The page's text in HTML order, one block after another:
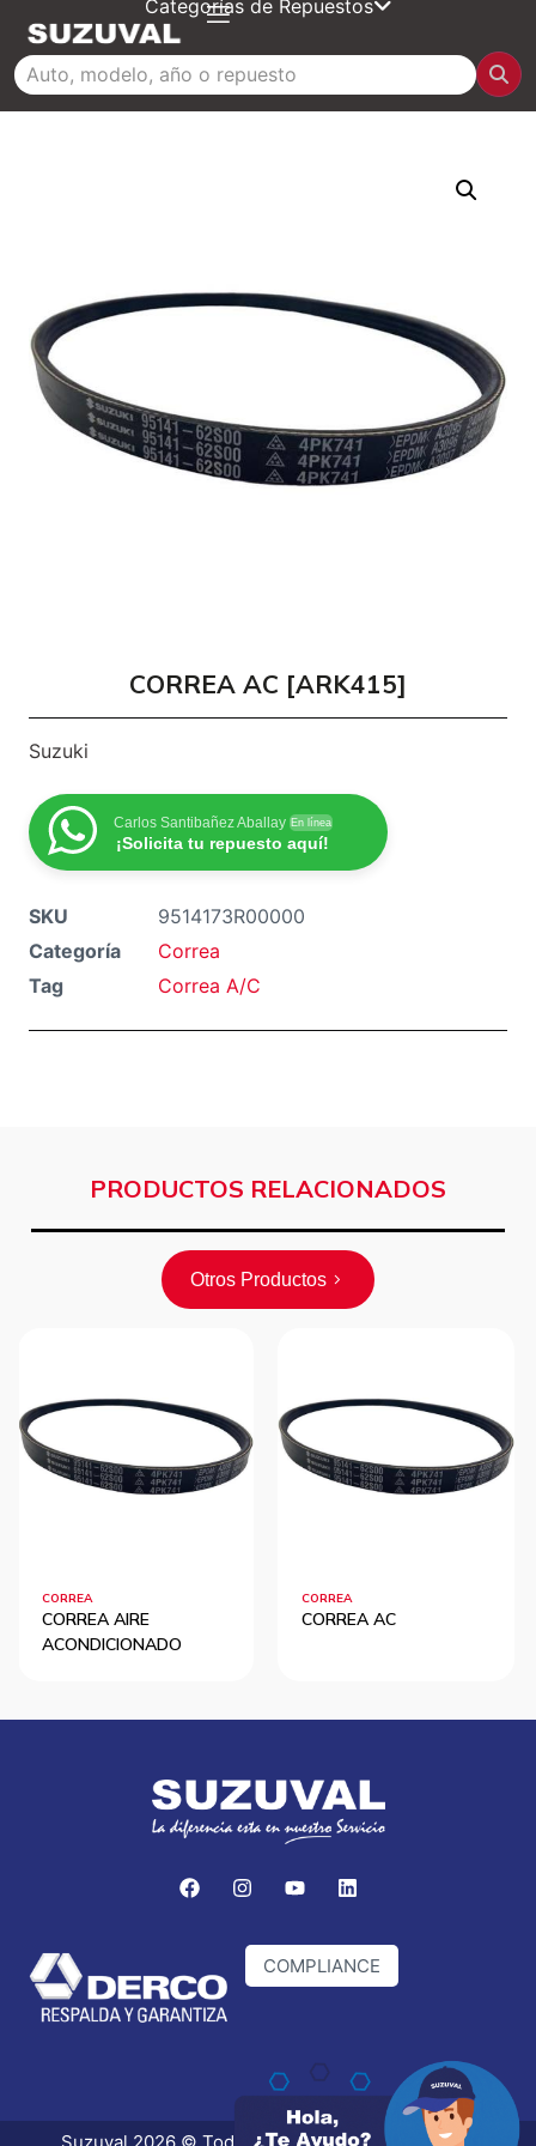
Categorías de Repuestos
CORREA AC [ARK415]
Suzuki
Carlos Santibañez Aballay En línea
¡Solicita tu repuesto aquí!
SKU
9514173R00000
Categoría
Correa
Tag
Correa A/C
PRODUCTOS RELACIONADOS
Otros Productos
CORREA
CORREA AIRE
ACONDICIONADO
CORREA
CORREA AC
COMPLIANCE